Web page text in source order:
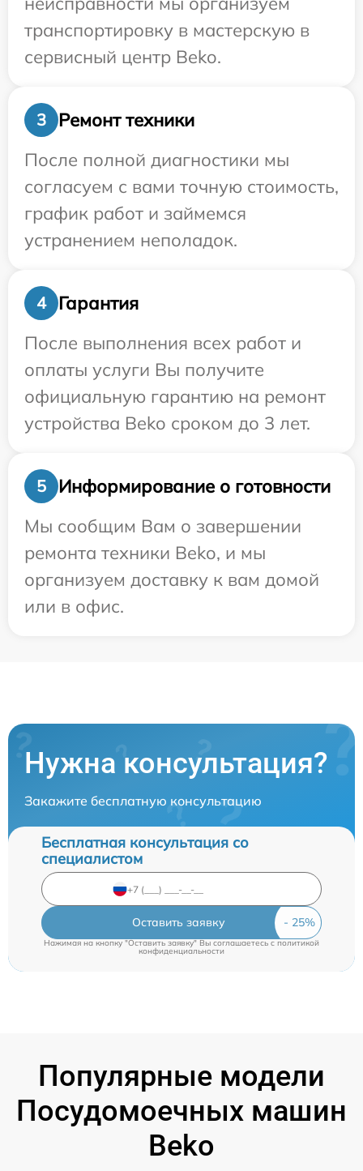
транспортировку в мастерскую в
сервисный центр Beko.
3
Ремонт техники
После полной диагностики мы
согласуем с вами точную стоимость,
график работ и займемся
устранением неполадок.
4
Гарантия
После выполнения всех работ и
оплаты услуги Вы получите
официальную гарантию на ремонт
устройства Beko сроком до 3 лет.
5
Информирование о готовности
Мы сообщим Вам о завершении
ремонта техники Beko, и мы
организуем доставку к вам домой
или в офис.
Нужна консультация?
Закажите бесплатную консультацию
Бесплатная консультация со
специалистом
Оставить заявку
Нажимая на кнопку "Оставить заявку" Вы соглашаетесь c политикой
конфиденциальности
Популярные модели
Посудомоечных машин
Beko